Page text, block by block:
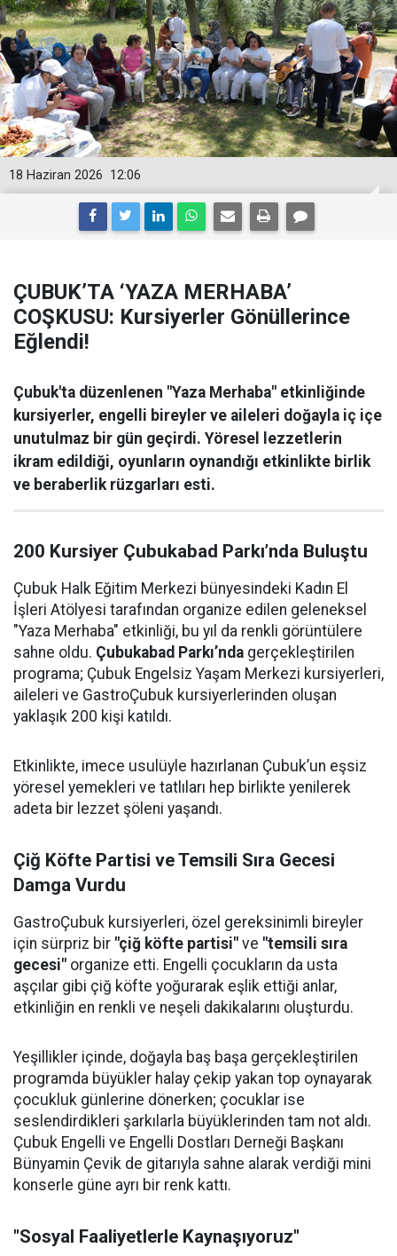
12:06
18 Haziran 2026
ÇUBUK’TA ‘YAZA MERHABA’
COŞKUSU: Kursiyerler Gönüllerince
Eğlendi!
Çubuk'ta düzenlenen "Yaza Merhaba" etkinliğinde
kursiyerler, engelli bireyler ve aileleri doğayla iç içe
unutulmaz bir gün geçirdi. Yöresel lezzetlerin
ikram edildiği, oyunların oynandığı etkinlikte birlik
ve beraberlik rüzgarları esti.
200 Kursiyer Çubukabad Parkı’nda Buluştu
Çubuk Halk Eğitim Merkezi bünyesindeki Kadın El
İşleri Atölyesi tarafından organize edilen geleneksel
"Yaza Merhaba" etkinliği, bu yıl da renkli görüntülere
sahne oldu. Çubukabad Parkı’nda gerçekleştirilen
programa; Çubuk Engelsiz Yaşam Merkezi kursiyerleri,
aileleri ve GastroÇubuk kursiyerlerinden oluşan
yaklaşık 200 kişi katıldı.
Etkinlikte, imece usulüyle hazırlanan Çubuk’un eşsiz
yöresel yemekleri ve tatlıları hep birlikte yenilerek
adeta bir lezzet şöleni yaşandı.
Çiğ Köfte Partisi ve Temsili Sıra Gecesi
Damga Vurdu
GastroÇubuk kursiyerleri, özel gereksinimli bireyler
için sürpriz bir "çiğ köfte partisi" ve "temsili sıra
gecesi" organize etti. Engelli çocukların da usta
aşçılar gibi çiğ köfte yoğurarak eşlik ettiği anlar,
etkinliğin en renkli ve neşeli dakikalarını oluşturdu.
Yeşillikler içinde, doğayla baş başa gerçekleştirilen
programda büyükler halay çekip yakan top oynayarak
çocukluk günlerine dönerken; çocuklar ise
seslendirdikleri şarkılarla büyüklerinden tam not aldı.
Çubuk Engelli ve Engelli Dostları Derneği Başkanı
Bünyamin Çevik de gitarıyla sahne alarak verdiği mini
konserle güne ayrı bir renk kattı.
"Sosyal Faaliyetlerle Kaynaşıyoruz"